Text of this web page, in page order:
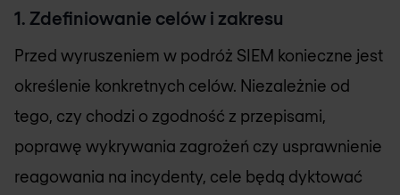
1. Zdefiniowanie celów i zakresu
Przed wyruszeniem w podróż SIEM konieczne jest
określenie konkretnych celów. Niezależnie od
tego, czy chodzi o zgodność z przepisami,
poprawę wykrywania zagrożeń czy usprawnienie
reagowania na incydenty, cele będą dyktować